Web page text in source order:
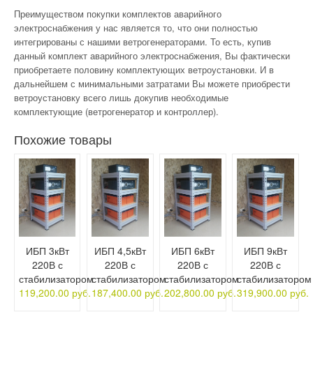
Преимуществом покупки комплектов аварийного
электроснабжения у нас является то, что они полностью
интегрированы с нашими ветрогенераторами. То есть, купив
данный комплект аварийного электроснабжения, Вы фактически
приобретаете половину комплектующих ветроустановки. И в
дальнейшем с минимальными затратами Вы можете приобрести
ветроустановку всего лишь докупив необходимые
комплектующие (ветрогенератор и контроллер).
Похожие товары
ИБП 3кВт
220В с
стабилизатором
119,200.00 руб.
ИБП 4,5кВт
220В с
стабилизатором
187,400.00 руб.
ИБП 6кВт
220В с
стабилизатором
202,800.00 руб.
ИБП 9кВт
220В с
стабилизатором
319,900.00 руб.